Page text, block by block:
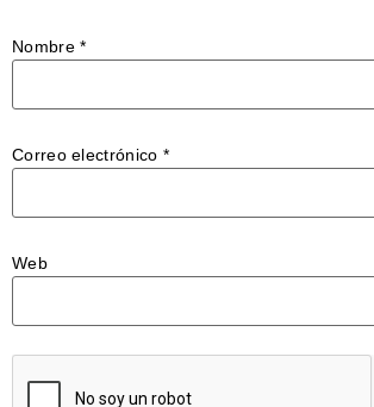
Nombre*
Correo electrónico *
Web